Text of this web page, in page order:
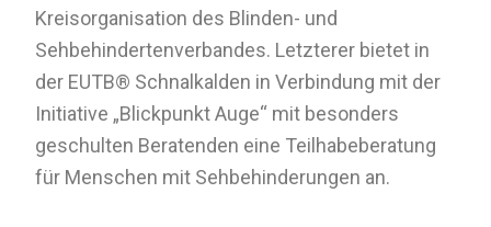
Kreisorganisation des Blinden- und
Sehbehindertenverbandes. Letzterer bietet in
der EUTB® Schnalkalden in Verbindung mit der
Initiative „Blickpunkt Auge“ mit besonders
geschulten Beratenden eine Teilhabeberatung
für Menschen mit Sehbehinderungen an.